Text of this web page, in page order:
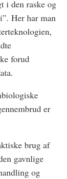
i den raske og
Her har man
forud
er
brug af
gavnlige
og